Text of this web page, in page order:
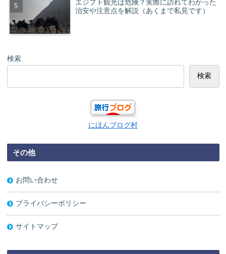
エジプト観光は危険？実際に訪れてわかった
治安や注意点を解説（あくまで私見です）
検索
検索
にほんブログ村
その他
お問い合わせ
プライバシーポリシー
サイトマップ